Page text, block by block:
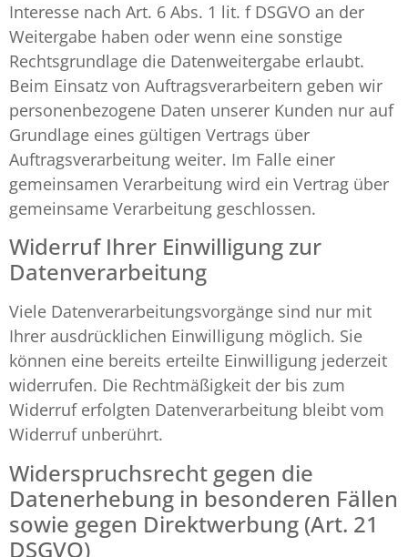
Interesse nach Art. 6 Abs. 1 lit. f DSGVO an der
Weitergabe haben oder wenn eine sonstige
Rechtsgrundlage die Datenweitergabe erlaubt.
Beim Einsatz von Auftragsverarbeitern geben wir
personenbezogene Daten unserer Kunden nur auf
Grundlage eines gültigen Vertrags über
Auftragsverarbeitung weiter. Im Falle einer
gemeinsamen Verarbeitung wird ein Vertrag über
gemeinsame Verarbeitung geschlossen.
Widerruf Ihrer Einwilligung zur
Datenverarbeitung
Viele Datenverarbeitungsvorgänge sind nur mit
Ihrer ausdrücklichen Einwilligung möglich. Sie
können eine bereits erteilte Einwilligung jederzeit
widerrufen. Die Rechtmäßigkeit der bis zum
Widerruf erfolgten Datenverarbeitung bleibt vom
Widerruf unberührt.
Widerspruchsrecht gegen die
Datenerhebung in besonderen Fällen
sowie gegen Direktwerbung (Art. 21
DSGVO)